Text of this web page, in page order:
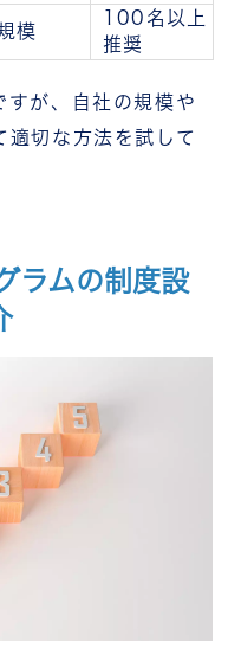
模
100名以上
推奨
すが、自社の規模や
適切な方法を試して
ラムの制度設